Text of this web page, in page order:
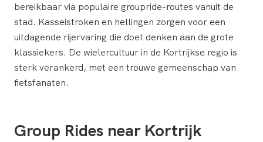
bereikbaar via populaire groupride-routes vanuit de
stad. Kasseistroken en hellingen zorgen voor een
uitdagende rijervaring die doet denken aan de grote
klassiekers. De wielercultuur in de Kortrijkse regio is
sterk verankerd, met een trouwe gemeenschap van
fietsfanaten.
Group Rides near Kortrijk